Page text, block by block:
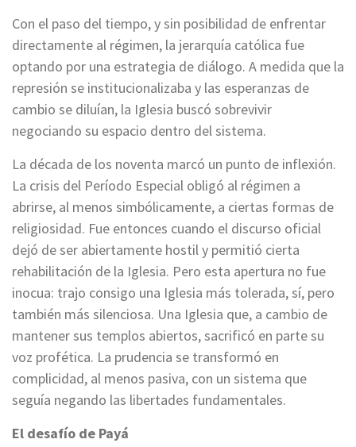
Con el paso del tiempo, y sin posibilidad de enfrentar
directamente al régimen, la jerarquía católica fue
optando por una estrategia de diálogo. A medida que la
represión se institucionalizaba y las esperanzas de
cambio se diluían, la Iglesia buscó sobrevivir
negociando su espacio dentro del sistema.
La década de los noventa marcó un punto de inflexión.
La crisis del Período Especial obligó al régimen a
abrirse, al menos simbólicamente, a ciertas formas de
religiosidad. Fue entonces cuando el discurso oficial
dejó de ser abiertamente hostil y permitió cierta
rehabilitación de la Iglesia. Pero esta apertura no fue
inocua: trajo consigo una Iglesia más tolerada, sí, pero
también más silenciosa. Una Iglesia que, a cambio de
mantener sus templos abiertos, sacrificó en parte su
voz profética. La prudencia se transformó en
complicidad, al menos pasiva, con un sistema que
seguía negando las libertades fundamentales.
El desafío de Payá